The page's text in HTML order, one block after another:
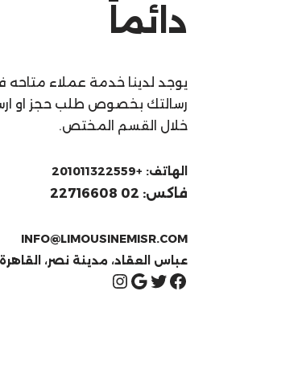
دائماً
يوجد لدينا خدمة عملاء
رسالتك بخصوص طلب حجز او
خلال القسم المختص.
الهاتف: +201011322559
فاكس: 02 22716608
INFO@LIMOUSINEMISR.COM
عباس العقاد، مدينة نصر،